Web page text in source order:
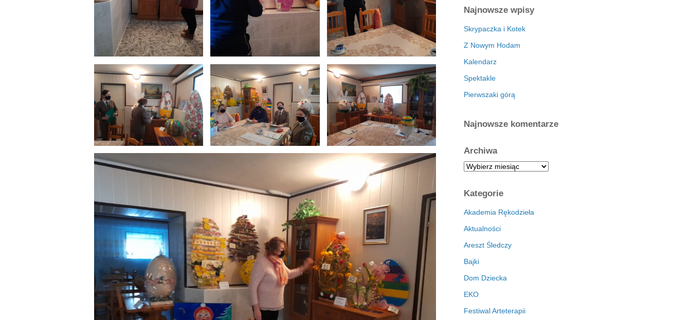
Najnowsze wpisy
Skrypaczka i Kotek
Z Nowym Hodam
Kalendarz
Spektakle
Pierwszaki górą
Najnowsze komentarze
Archiwa
A
h
i
a
Kategorie
Akademia Rękodzieła
Aktualności
Areszt Śledczy
Bajki
Dom Dziecka
EKO
Festiwal Arteterapii